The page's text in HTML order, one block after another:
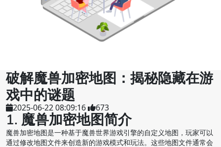
破解魔兽加密地图：揭秘隐藏在游
戏中的谜题
2025-06-22 08:09:16 673
1. 魔兽加密地图简介
魔兽加密地图是一种基于魔兽世界游戏引擎的自定义地图，玩家可以
通过修改地图文件来创造新的游戏模式和玩法。这些地图文件通常会